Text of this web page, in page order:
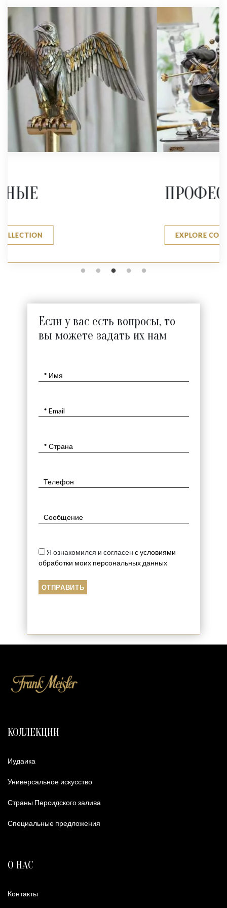
ПРОФЕССИИ И ХОББИ
EXPLORE COLLECTION
Если у вас есть вопросы, то
вы можете задать их нам
Я ознакомился и согласен с условиями
обработки моих персональных данных
КОЛЛЕКЦИИ
Иудаика
Универсальное искусство
Страны Персидского залива
Специальные предложения
О НАС
Контакты